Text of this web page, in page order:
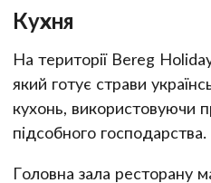
Кухня
На території Bereg
який готує страви
кухонь, використовуючи
підсобного господарства.
Головна зала ресторану